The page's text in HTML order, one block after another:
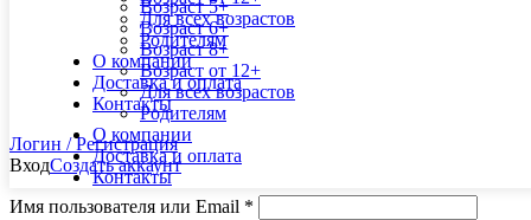
Для всех возрастов
Родителям
О компании
Доставка и оплата
Контакты
Логин / Регистрация
ВходСоздать аккаунт
Имя пользователя или Email *
Возраст 5+
Возраст 6+
Возраст 8+
Возраст от 12+
Для всех возрастов
Родителям
О компании
Доставка и оплата
Контакты